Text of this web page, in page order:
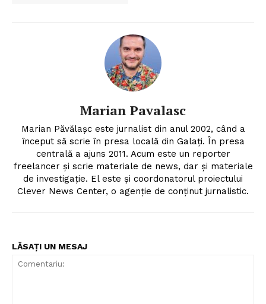
FREEDOM HOUSE ROMÂNIA
PRESShub
Despre noi / Echipa
Proiecte editoriale
Rețea
Contact
Marian Pavalasc
Marian Păvălașc este jurnalist din anul 2002, când a
început să scrie în presa locală din Galați. În presa
centrală a ajuns 2011. Acum este un reporter
freelancer și scrie materiale de news, dar și materiale
de investigație. El este și coordonatorul proiectului
Clever News Center, o agenție de conținut jurnalistic.
LĂSAȚI UN MESAJ